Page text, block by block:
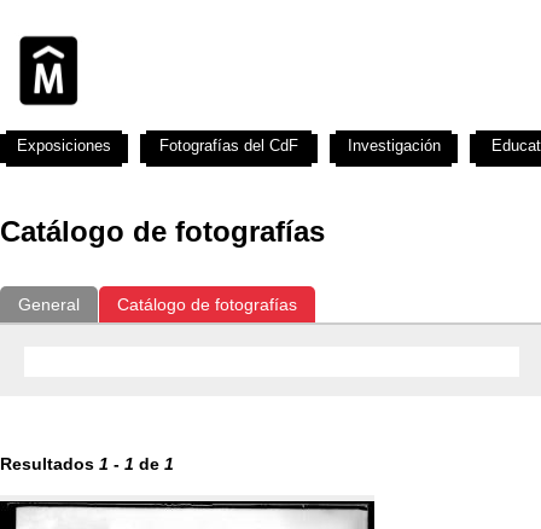
Catálogo de fotografías
General Catálogo de fotografías
Resultados 1 - 1 de 1
Exposiciones Fotografías del CdF Investigación